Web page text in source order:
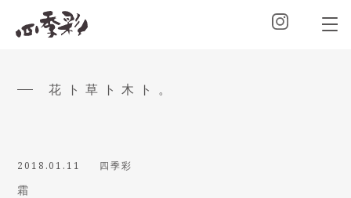
花ト草ト木ト。
2018.01.11 四季彩
霜